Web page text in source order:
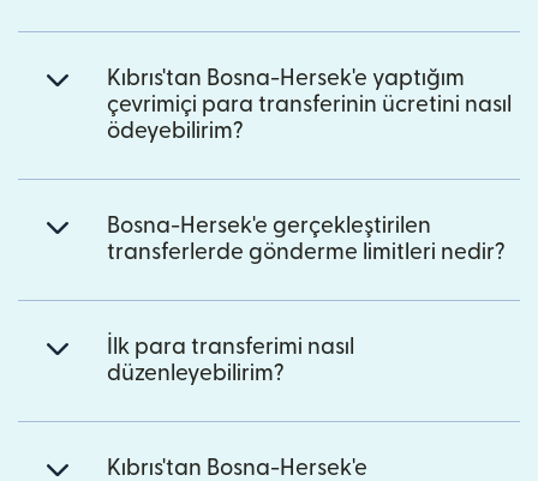
Kıbrıs'tan Bosna-Hersek'e yaptığım
çevrimiçi para transferinin ücretini nasıl
ödeyebilirim?
Bosna-Hersek'e gerçekleştirilen
transferlerde gönderme limitleri nedir?
İlk para transferimi nasıl
düzenleyebilirim?
Kıbrıs'tan Bosna-Hersek'e